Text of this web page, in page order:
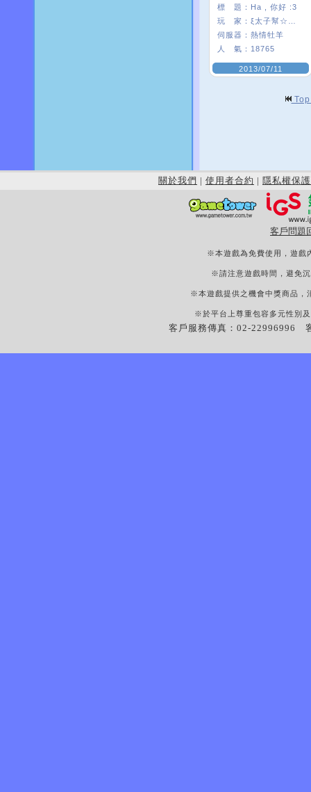
標 題： Ha , 你好 :3
玩 家：
伺服器： 熱情牡羊
人 氣： 18765
2013/07/11
關於我們 | 使用者合約 | 隱私權保護
客戶問題
※本遊戲為免費使用，遊戲
※請注意遊戲時間，避免
※本遊戲提供之機會中獎商品，
※於平台上尊重包容多元性別
客戶服務傳真：02-22996996